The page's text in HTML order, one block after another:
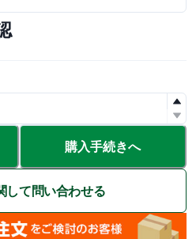
購入手続きへ
して問い合わせる